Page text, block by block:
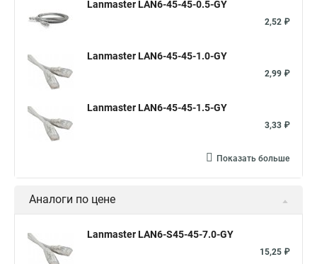
Lanmaster LAN6-45-45-0.5-GY
2,52 ₽
Lanmaster LAN6-45-45-1.0-GY
2,99 ₽
Lanmaster LAN6-45-45-1.5-GY
3,33 ₽
Показать больше
Аналоги по цене
Lanmaster LAN6-S45-45-7.0-GY
15,25 ₽